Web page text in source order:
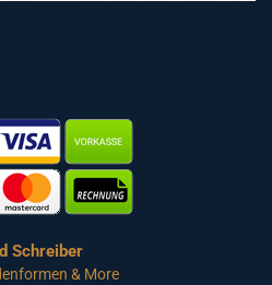
Schreiber
& More